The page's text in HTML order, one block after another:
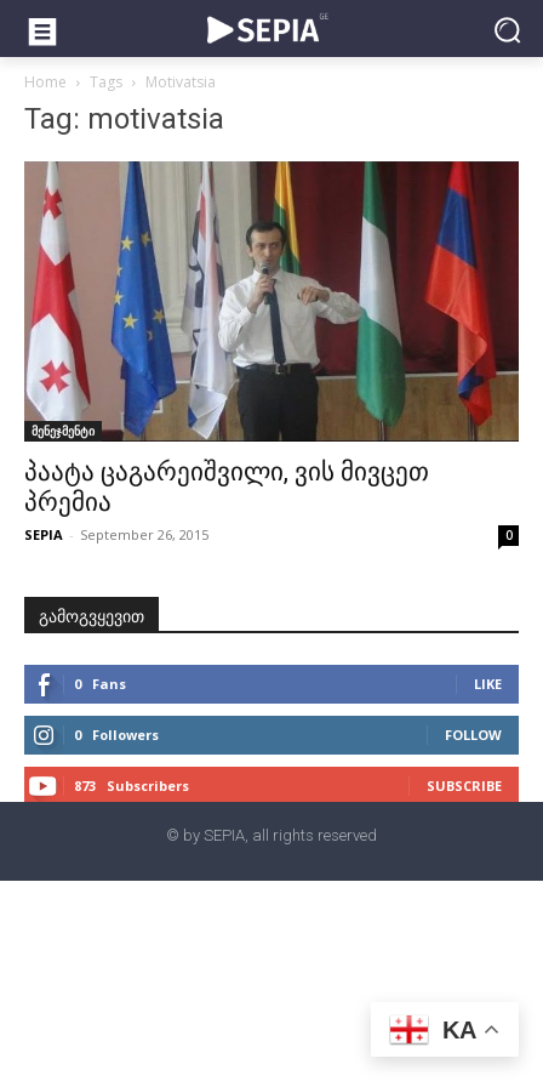
Home Tags Motivatsia
Tag: motivatsia
მენეჯმენტი
პაატა ცაგარეიშვილი, ვის მივცეთ
პრემია
SEPIA - September 26, 2015 0
გამოგვყევით
0 Fans LIKE
0 Followers FOLLOW
873 Subscribers SUBSCRIBE
© by SEPIA, all rights reserved
KA